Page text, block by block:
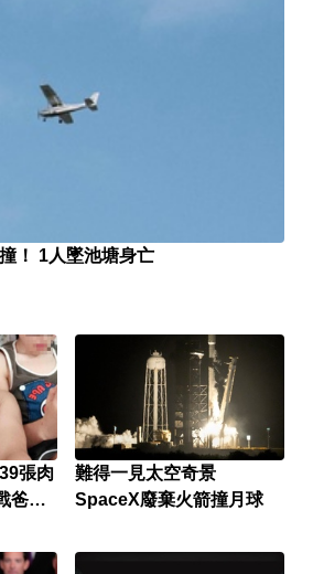
！ 1人墜池塘身亡
張肉
爸爸
難得一見太空奇景
SpaceX廢棄火箭撞月球